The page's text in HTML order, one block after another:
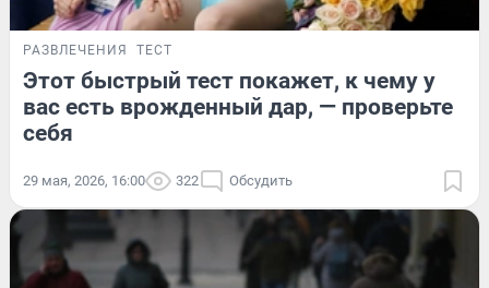
РАЗВЛЕЧЕНИЯ ТЕСТ
Этот быстрый тест покажет, к чему у
вас есть врожденный дар, — проверьте
себя
29 мая, 2026, 16:00 322 Обсудить